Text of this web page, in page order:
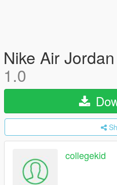
Nike Air
1.0
collegekid